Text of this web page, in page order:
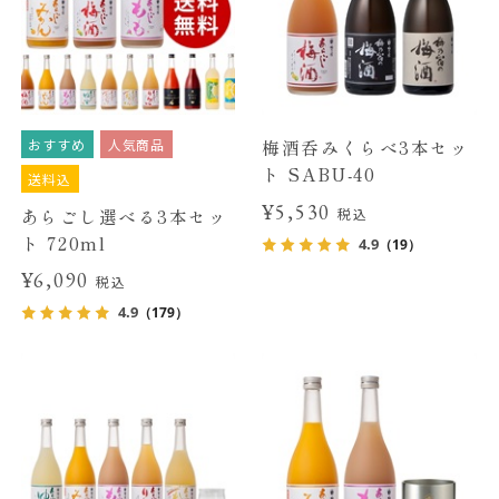
おすすめ
人気商品
送料込
あらごし選べる3本セッ
ト 720ml
¥6,090税込
4.9（179）
梅酒呑みくらべ3本セッ
ト SABU-40
¥5,530 税込
4.9 （19）